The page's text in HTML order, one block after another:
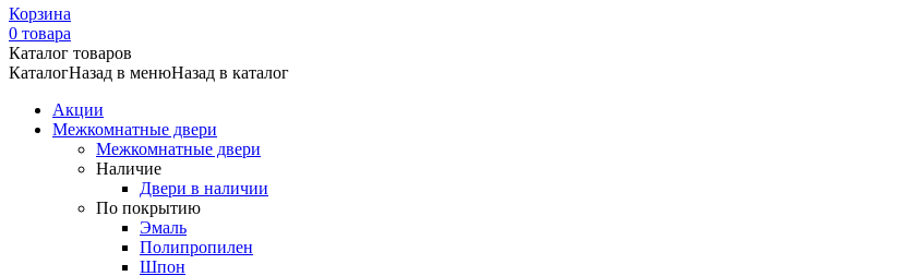
Корзина
0 товара
Каталог товаров
КаталогНазад в менюНазад в каталог
Акции
Межкомнатные двери
Межкомнатные двери
Наличие
Двери в наличии
По покрытию
Эмаль
Полипропилен
Шпон